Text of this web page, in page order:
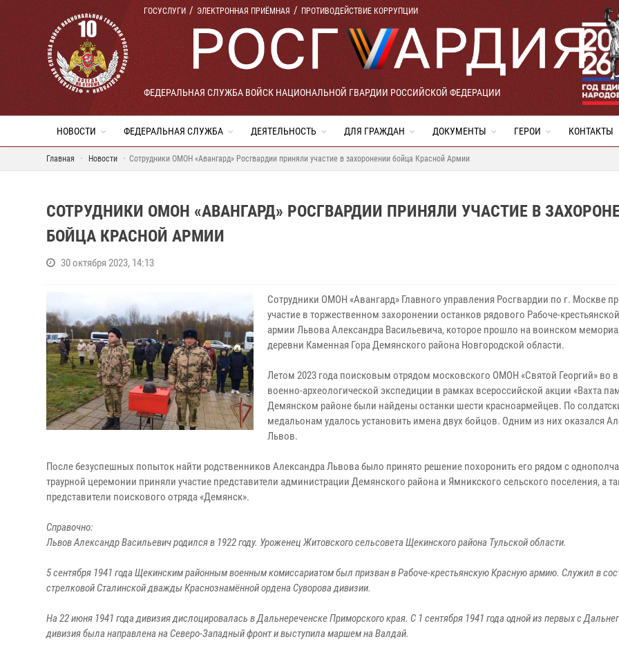
ГОСУСЛУГИ ЭЛЕКТРОННАЯ ПРИЁМНАЯ ПРОТИВОДЕЙСТВИЕ КОРРУПЦИИ
ФЕДЕРАЛЬНАЯ СЛУЖБА ВОЙСК НАЦИОНАЛЬНОЙ ГВАРДИИ РОССИЙСКОЙ ФЕДЕРАЦИИ
НОВОСТИ ФЕДЕРАЛЬНАЯ СЛУЖБА ДЕЯТЕЛЬНОСТЬ ДЛЯ ГРАЖДАН ДОКУМЕНТЫ ГЕРОИ КОНТАКТЫ
Главная Новости Сотрудники ОМОН «Авангард» Росгвардии приняли участие в захоронении бойца Красной Армии
СОТРУДНИКИ ОМОН «АВАНГАРД» РОСГВАРДИИ ПРИНЯЛИ УЧАСТИЕ В
БОЙЦА КРАСНОЙ АРМИИ
30 октября 2023, 14:13
Сотрудники ОМОН «Авангард» Главного управления Росгвардии по г. Москве
участие в торжественном захоронении останков рядового Рабоче-
армии Львова Александра Васильевича, которое прошло на воинском
деревни Каменная Гора Демянского района Новгородской области.
Летом 2023 года поисковым отрядом московского ОМОН «Святой Георгий» во
военно-археологической экспедиции в рамках всероссийской акции «Вахта
Демянском районе были найдены останки шести красноармейцев. По
медальонам удалось установить имена двух бойцов. Одним из них оказался
Львов.
После безуспешных попыток найти родственников Александра Львова было принято решение похоронить его рядом с
траурной церемонии приняли участие представители администрации Демянского района и Ямникского сельского поселения, а
представители поискового отряда «Демянск».
Справочно:
Львов Александр Васильевич родился в 1922 году. Уроженец Житовского сельсовета Щекинского района Тульской области.
5 сентября 1941 года Щекинским районным военным комиссариатом был призван в Рабоче-крестьянскую Красную армию. Служил в
стрелковой Сталинской дважды Краснознамённой ордена Суворова дивизии.
На 22 июня 1941 года дивизия дислоцировалась в Дальнереченске Приморского края. C 1 сентября 1941 года одной из первых с
дивизия была направлена на Северо-Западный фронт и выступила маршем на Валдай.